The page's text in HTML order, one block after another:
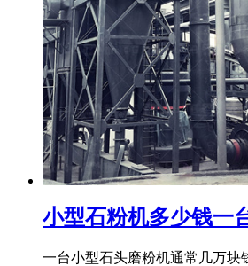
小型石粉机多少钱一
一台小型石头磨粉机通常几万块